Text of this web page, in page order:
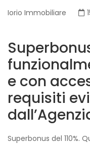
Iorio Immobiliare
e con
requisiti
Superbonus del 110%.